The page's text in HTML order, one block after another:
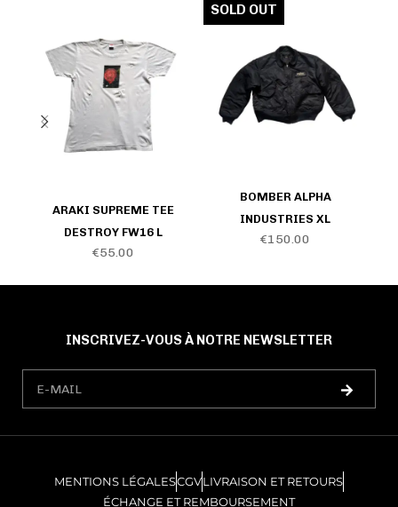
ARAKI SUPREME TEE
DESTROY FW16 L
€55.00
SOLD OUT
BOMBER ALPHA
INDUSTRIES XL
€150.00
INSCRIVEZ-VOUS À NOTRE NEWSLETTER
MENTIONS LÉGALESCGVLIVRAISON ET RETOURS
ÉCHANGE ET REMBOURSEMENT